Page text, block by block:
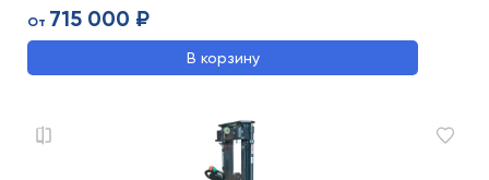
От 715 000 ₽
В корзину